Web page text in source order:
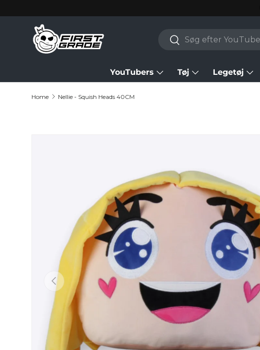
Skip to content
Search
Search
YouTubers Tøj Legetøj
Home Nellie - Squish Heads 40CM
Previous